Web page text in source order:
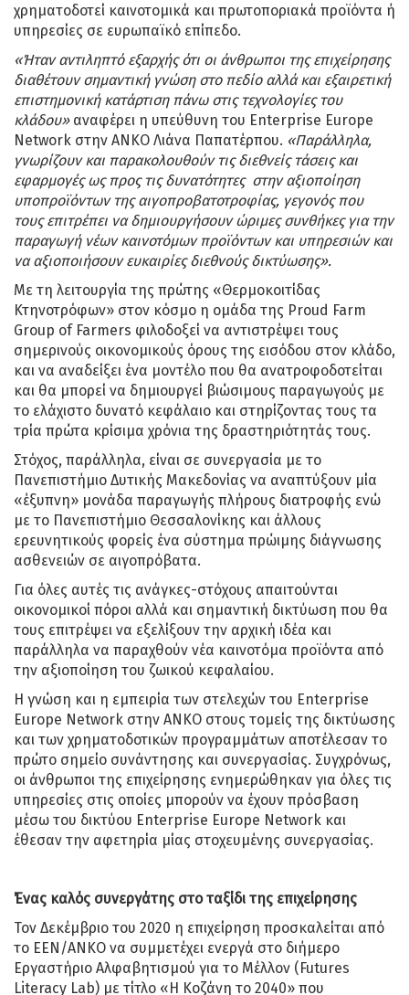
χρηματοδοτεί καινοτομικά και πρωτοποριακά προϊόντα ή
υπηρεσίες σε ευρωπαϊκό επίπεδο.
«Ήταν αντιληπτό εξαρχής ότι οι άνθρωποι της επιχείρησης
διαθέτουν σημαντική γνώση στο πεδίο αλλά και εξαιρετική
επιστημονική κατάρτιση πάνω στις τεχνολογίες του
κλάδου»αναφέρει η υπεύθυνη του Enterprise Europe
Network στην ΑΝΚΟ Λιάνα Παπατέρπου. «Παράλληλα,
γνωρίζουν και παρακολουθούν τις διεθνείς τάσεις και
εφαρμογές ως προς τις δυνατότητες στην αξιοποίηση
υποπροϊόντων της αιγοπροβατοτροφίας, γεγονός που
τους επιτρέπει να δημιουργήσουν ώριμες συνθήκες για την
παραγωγή νέων καινοτόμων προϊόντων και υπηρεσιών και
να αξιοποιήσουν ευκαιρίες διεθνούς δικτύωσης».
Με τη λειτουργία της πρώτης «Θερμοκοιτίδας
Κτηνοτρόφων» στον κόσμο η ομάδα της Proud Farm
Group of Farmers φιλοδοξεί να αντιστρέψει τους
σημερινούς οικονομικούς όρους της εισόδου στον κλάδο,
και να αναδείξει ένα μοντέλο που θα ανατροφοδοτείται
και θα μπορεί να δημιουργεί βιώσιμους παραγωγούς με
το ελάχιστο δυνατό κεφάλαιο και στηρίζοντας τους τα
τρία πρώτα κρίσιμα χρόνια της δραστηριότητάς τους.
Στόχος, παράλληλα, είναι σε συνεργασία με το
Πανεπιστήμιο Δυτικής Μακεδονίας να αναπτύξουν μία
«έξυπνη» μονάδα παραγωγής πλήρους διατροφής ενώ
με το Πανεπιστήμιο Θεσσαλονίκης και άλλους
ερευνητικούς φορείς ένα σύστημα πρώιμης διάγνωσης
ασθενειών σε αιγοπρόβατα.
Για όλες αυτές τις ανάγκες-στόχους απαιτούνται
οικονομικοί πόροι αλλά και σημαντική δικτύωση που θα
τους επιτρέψει να εξελίξουν την αρχική ιδέα και
παράλληλα να παραχθούν νέα καινοτόμα προϊόντα από
την αξιοποίηση του ζωικού κεφαλαίου.
Η γνώση και η εμπειρία των στελεχών του Enterprise
Europe Network στην ΑΝΚΟ στους τομείς της δικτύωσης
και των χρηματοδοτικών προγραμμάτων αποτέλεσαν το
πρώτο σημείο συνάντησης και συνεργασίας. Συγχρόνως,
οι άνθρωποι της επιχείρησης ενημερώθηκαν για όλες τις
υπηρεσίες στις οποίες μπορούν να έχουν πρόσβαση
μέσω του δικτύου Enterprise Europe Network και
έθεσαν την αφετηρία μίας στοχευμένης συνεργασίας.
Ένας καλός συνεργάτης στο ταξίδι της επιχείρησης
Τον Δεκέμβριο του 2020 η επιχείρηση προσκαλείται από
το EEN/ΑΝΚΟ να συμμετέχει ενεργά στο διήμερο
Εργαστήριο Αλφαβητισμού για το Μέλλον (Futures
Literacy Lab) με τίτλο «Η Κοζάνη το 2040» που